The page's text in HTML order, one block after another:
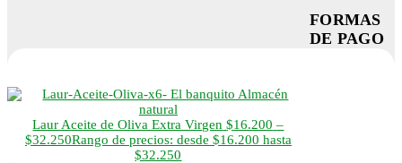
Laur Aceite de Oliva Extra Virgen $16.200 –
$32.250Rango de precios: desde $16.200 hasta
$32.250
FORMAS
DE PAGO